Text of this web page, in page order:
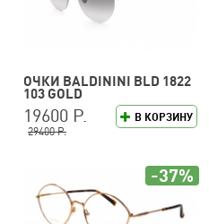
ОЧКИ BALDININI BLD 1822
103 GOLD
В КОРЗИНУ
19600 Р.
29400 Р.
-37%